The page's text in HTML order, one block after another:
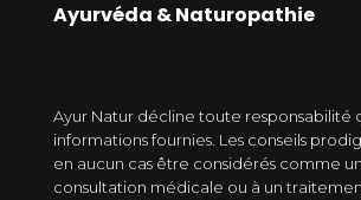
Ayurvéda & Naturopathie
Ayur Natur décline toute responsabilité
informations fournies. Les conseils
en aucun cas être considérés comme
consultation médicale ou à un